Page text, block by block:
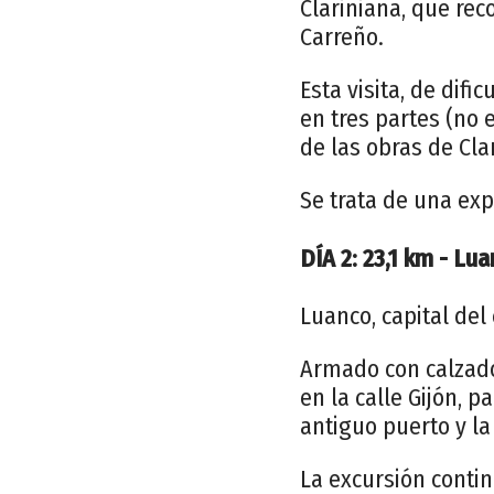
Clariniana, que
Carreño.
Esta visita, de
en tres partes (no
de las obras de
Se trata de una
DÍA 2: 23,1 km -
Luanco, capital
Armado con
en la calle Gijón,
antiguo puerto y
La excursión